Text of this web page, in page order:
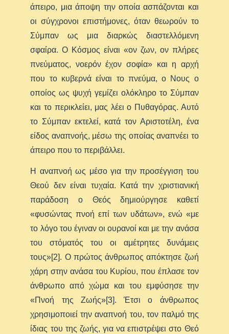
άπειρο, μια άποψη την οποία ασπάζονται και
οι σύγχρονοι επιστήμονες, όταν θεωρούν το
Σύμπαν ως μια διαρκώς διαστελλόμενη
σφαίρα. Ο Κόσμος είναι «ον ζων, ον πλήρες
πνεύματος, νοερόν έχον σοφία» και η αρχή
που το κυβερνά είναι το πνεύμα, ο Νους ο
οποίος ως ψυχή γεμίζει ολόκληρο το Σύμπαν
και το περικλείει, μας λέει ο Πυθαγόρας. Αυτό
το Σύμπαν εκτελεί, κατά τον Αριστοτέλη, ένα
είδος αναπνοής, μέσω της οποίας αναπνέει το
άπειρο που το περιβάλλει.
Η αναπνοή ως μέσο για την προσέγγιση του
Θεού δεν είναι τυχαία. Κατά την χριστιανική
παράδοση ο Θεός δημιούργησε καθετί
«φυσώντας πνοή επί των υδάτων», ενώ «με
το λόγο του έγιναν οι ουρανοί και με την ανάσα
του στόματός του οι αμέτρητες δυνάμεις
τους»[2]. Ο πρώτος άνθρωπος απόκτησε ζωή
χάρη στην ανάσα του Κυρίου, που έπλασε τον
άνθρωπο από χώμα και του εμφύσησε την
«Πνοή της Ζωής»[3]. Έτσι ο άνθρωπος
χρησιμοποιεί την αναπνοή του, τον παλμό της
ίδιας του της ζωής, για να επιστρέψει στο Θεό